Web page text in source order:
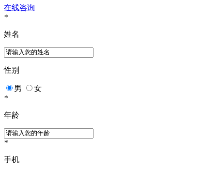
在线咨询
*
姓名
性别
男
女
*
年龄
*
手机